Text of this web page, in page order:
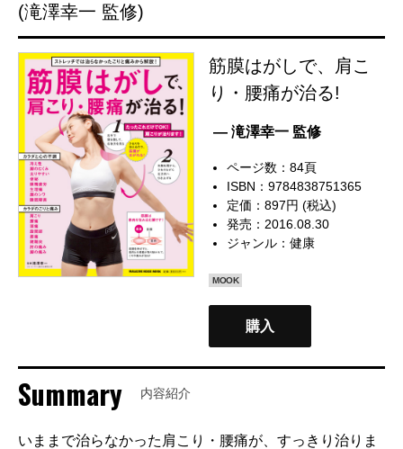
(滝澤幸一 監修)
筋膜はがしで、肩こ
り・腰痛が治る!
— 滝澤幸一 監修
ページ数：84頁
ISBN：9784838751365
定価：897円 (税込)
発売：2016.08.30
ジャンル：健康
MOOK
購入
Summary 内容紹介
いままで治らなかった肩こり・腰痛が、すっきり治りま